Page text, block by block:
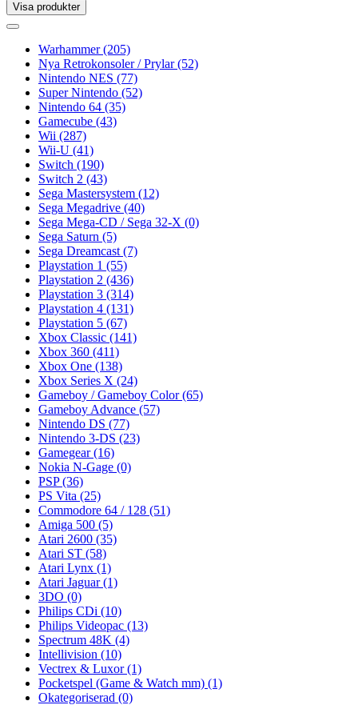
Visa produkter
Toggle
Toggle
navigationWarhammer(205)
Nya Retrokonsoler / Prylar(52)
Nintendo NES (77)
Super Nintendo (52)
Nintendo 64 (35)
Gamecube (43)
Wii (287)
Wii-U (41)
Switch (190)
Switch 2 (43)
Sega Mastersystem (12)
Sega Megadrive (40)
Sega Mega-CD / Sega 32-X (0)
Sega Saturn (5)
Sega Dreamcast (7)
Playstation 1 (55)
Playstation 2 (436)
Playstation 3 (314)
Playstation 4 (131)
Playstation 5 (67)
Xbox Classic (141)
Xbox 360 (411)
Xbox One (138)
Xbox Series X (24)
Gameboy / Gameboy Color(65)
Gameboy Advance (57)
Nintendo DS (77)
Nintendo 3-DS (23)
Gamegear(16)
Nokia N-Gage (0)
PSP(36)
PS Vita (25)
Commodore 64 / 128 (51)
Amiga 500 (5)
Atari 2600 (35)
Atari ST (58)
Atari Lynx (1)
Atari Jaguar(1)
3DO (0)
Philips CDi (10)
Philips Videopac (13)
Spectrum 48K (4)
Intellivision (10)
Vectrex & Luxor(1)
Pocketspel (Game & Watch mm) (1)
Okategoriserad (0)